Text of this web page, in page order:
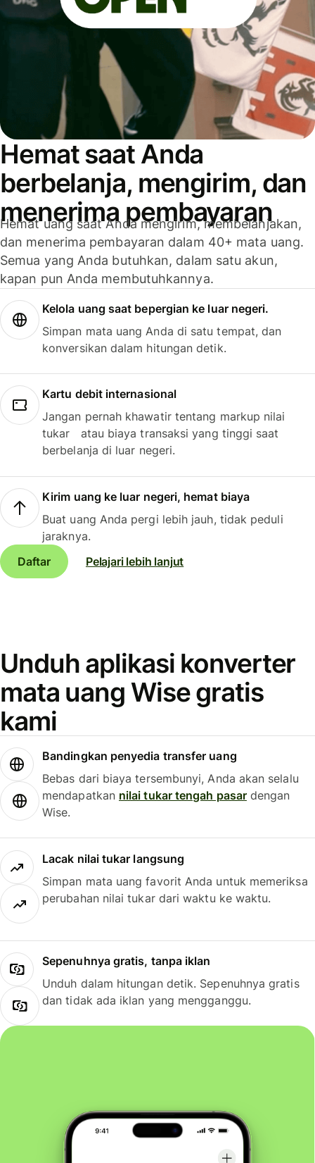
Hemat saat Anda
berbelanja, mengirim, dan
menerima pembayaran
Hemat uang saat Anda mengirim, membelanjakan,
dan menerima pembayaran dalam 40+ mata uang.
Semua yang Anda butuhkan, dalam satu akun,
kapan pun Anda membutuhkannya.
Kelola uang saat bepergian ke luar negeri.
Simpan mata uang Anda di satu tempat, dan
konversikan dalam hitungan detik.
Kartu debit internasional
Jangan pernah khawatir tentang markup nilai
tukar atau biaya transaksi yang tinggi saat
berbelanja di luar negeri.
Kirim uang ke luar negeri, hemat biaya
Buat uang Anda pergi lebih jauh, tidak peduli
jaraknya.
Daftar
Pelajari lebih lanjut
Unduh aplikasi konverter
mata uang Wise gratis
kami
Bandingkan penyedia transfer uang
Bebas dari biaya tersembunyi, Anda akan selalu
mendapatkan nilai tukar tengah pasardengan
Wise.
Lacak nilai tukar langsung
Simpan mata uang favorit Anda untuk memeriksa
perubahan nilai tukar dari waktu ke waktu.
Sepenuhnya gratis, tanpa iklan
Unduh dalam hitungan detik. Sepenuhnya gratis
dan tidak ada iklan yang mengganggu.